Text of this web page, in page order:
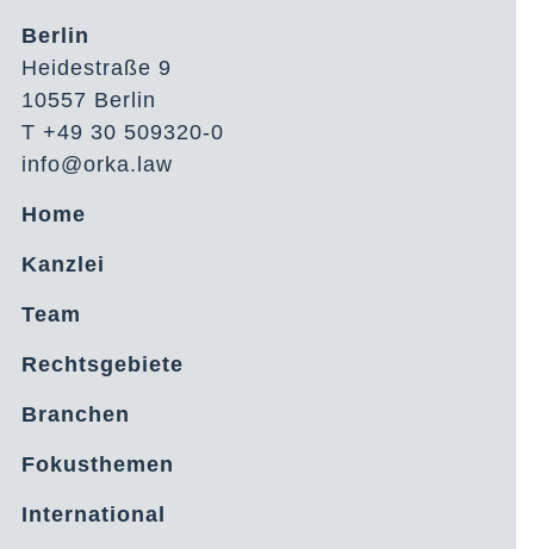
Berlin
Heidestraße 9
10557 Berlin
T +49 30 509320-0
info@orka.law
Home
Kanzlei
Team
Rechtsgebiete
Branchen
Fokusthemen
International